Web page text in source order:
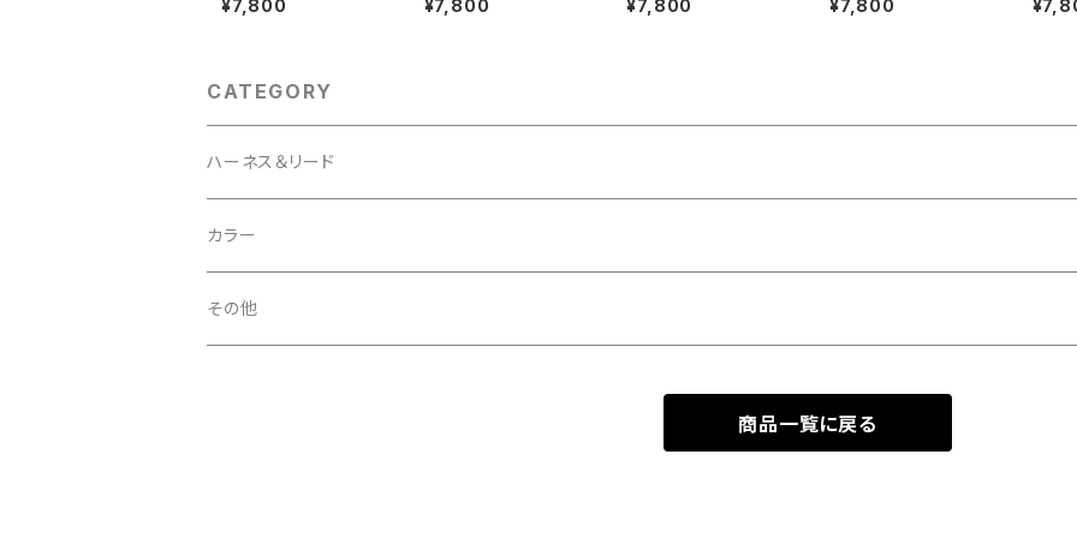
¥7,800 ¥7,800 ¥7,800 ¥7,800
CATEGORY
ハーネス＆リード
カラー
その他
商品一覧に戻る